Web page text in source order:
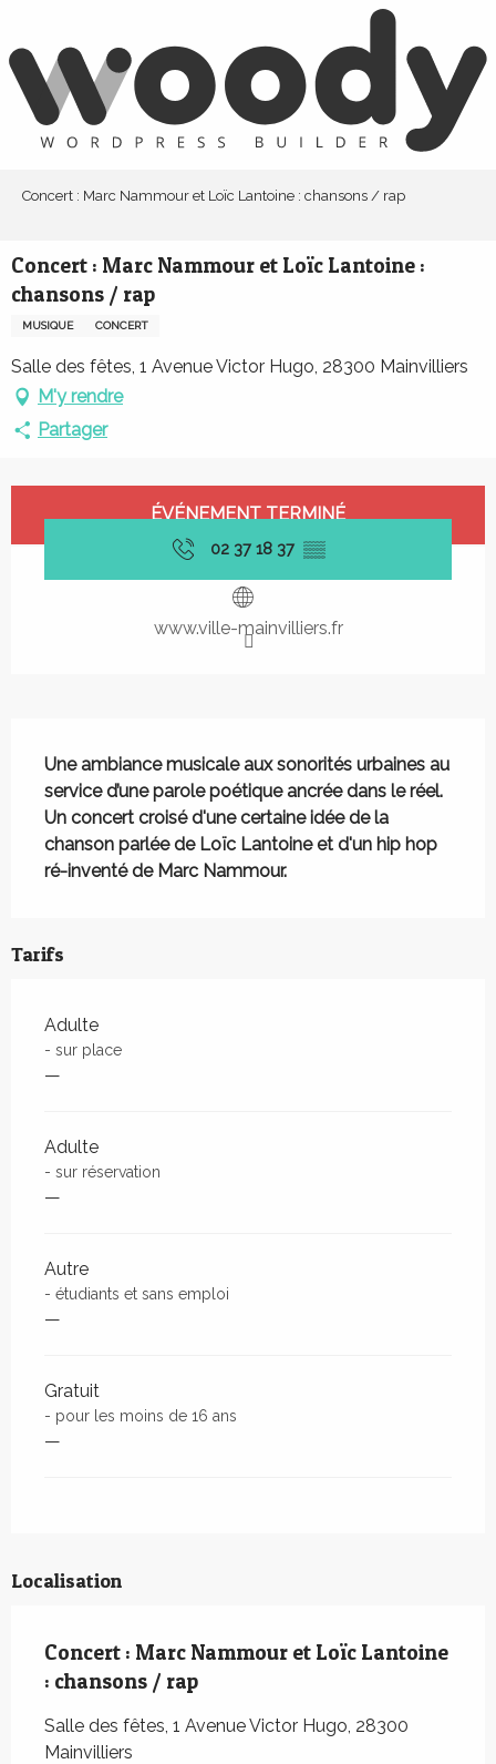
contenu
principal
Concert : Marc Nammour et Loïc Lantoine : chansons / rap
Concert : Marc Nammour et Loïc Lantoine :
chansons / rap
MUSIQUE CONCERT
Salle des fêtes, 1 Avenue Victor Hugo, 28300 Mainvilliers
M'y rendre
Partager
Ouverture et coordonnées
ÉVÉNEMENT TERMINÉ
02 37 18 37 ▒▒
www.ville-mainvilliers.fr
Une ambiance musicale aux sonorités urbaines au
service d’une parole poétique ancrée dans le réel.
Un concert croisé d'une certaine idée de la
chanson parlée de Loïc Lantoine et d'un hip hop
ré-inventé de Marc Nammour.
Tarifs
Adulte
- sur place
—
Adulte
- sur réservation
—
Autre
- étudiants et sans emploi
—
Gratuit
- pour les moins de 16 ans
—
Localisation
Concert : Marc Nammour et Loïc Lantoine
: chansons / rap
Salle des fêtes, 1 Avenue Victor Hugo, 28300
Mainvilliers